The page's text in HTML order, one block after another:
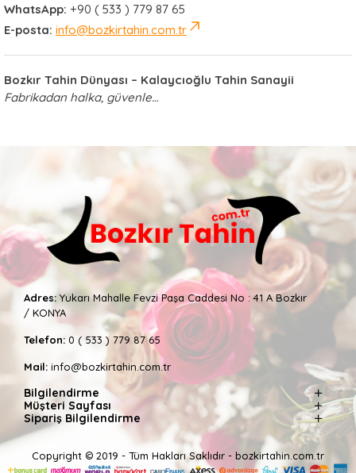
WhatsApp: +90 ( 533 ) 779 87 65
E-posta: info@bozkirtahin.com.tr
Bozkır Tahin Dünyası – Kalaycıoğlu Tahin Sanayii
Fabrikadan halka, güvenle…
Adres:Yukarı Mahalle Fevzi Paşa Caddesi No : 41 A Bozkır
/ KONYA
Telefon: 0 ( 533 ) 779 87 65
Mail: info@bozkirtahin.com.tr
Bilgilendirme
Müşteri Sayfası
Sipariş Bilgilendirme
Copyright © 2019 - Tüm Hakları Saklıdır - bozkirtahin.com.tr